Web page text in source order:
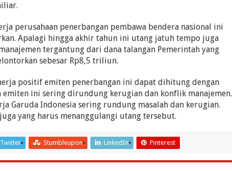
perusahaan penerbangan pembawa bendera nasional ini
Apalagi hingga akhir tahun ini utang jatuh tempo juga
tergantung dari dana talangan Pemerintah yang
sebesar Rp8,5 triliun.
positif emiten penerbangan ini dapat dihitung dengan
emiten ini sering dirundung kerugian dan konflik manajemen.
Garuda Indonesia sering rundung masalah dan kerugian.
yang harus menanggulangi utang tersebut.
Twitter Stumbleupon LinkedIn Pinterest